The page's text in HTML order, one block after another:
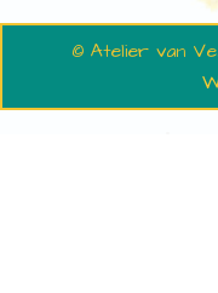
© Atelier van